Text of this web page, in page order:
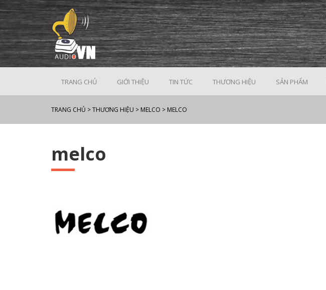
TRANG CHỦ GIỚI THIỆU TIN TỨC THƯƠNG HIỆU SẢN PHẨM
TRANG CHỦ >THƯƠNG HIỆU > MELCO > MELCO
melco